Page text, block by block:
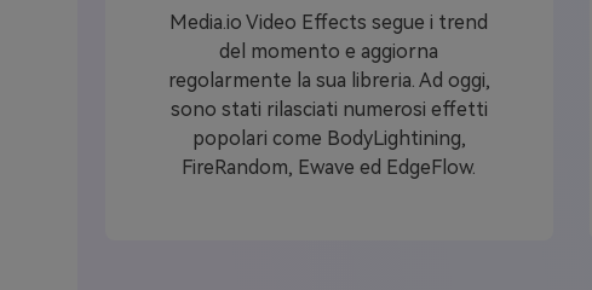
Media.io Video Effects segue i trend
del momento e aggiorna
regolarmente la sua libreria. Ad oggi,
sono stati rilasciati numerosi effetti
popolari come BodyLightining,
FireRandom, Ewave ed EdgeFlow.